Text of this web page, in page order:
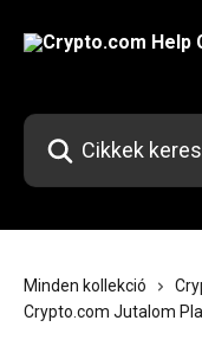
Cikkek keresése…
Minden kollekció
Crypto.com Jutalom